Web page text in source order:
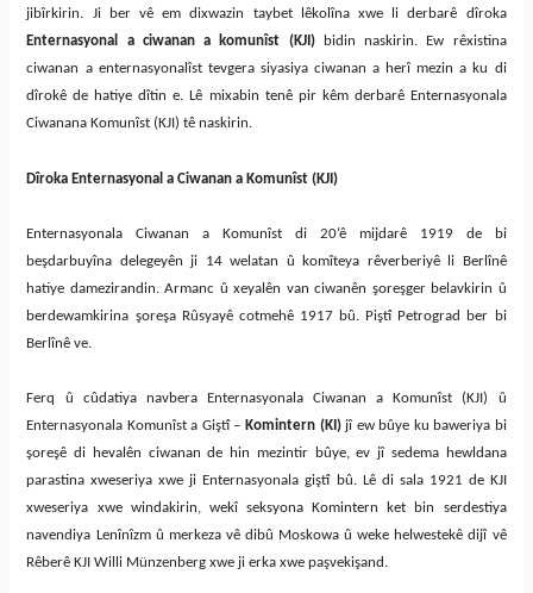
jibîrkirin. Ji ber vê em dixwazin taybet lêkolîna xwe li derbarê dîroka
Enternasyonal a ciwanan a komunîst (KJI)bidin naskirin. Ew rêxistina
ciwanan a enternasyonalîst tevgera siyasiya ciwanan a herî mezin a ku di
dîrokê de hatiye dîtin e. Lê mixabin tenê pir kêm derbarê Enternasyonala
Ciwanana Komunîst (KJI) tê naskirin.
Dîroka Enternasyonal a Ciwanan a Komunîst (KJI)
Enternasyonala Ciwanan a Komunîst di 20‘ê mijdarê 1919 de bi
beşdarbuyîna delegeyên ji 14 welatan û komîteya rêverberiyê li Berlînê
hatiye damezirandin. Armanc û xeyalên van ciwanên şoreşger belavkirin û
berdewamkirina şoreşa Rûsyayê cotmehê 1917 bû. Piştî Petrograd ber bi
Berlînê ve.
Ferq û cûdatiya navbera Enternasyonala Ciwanan a Komunîst (KJI) û
Enternasyonala Komunîst a Giştî – Komintern (KI)jî ew bûye ku baweriya bi
şoreşê di hevalên ciwanan de hin mezintir bûye, ev jî sedema hewldana
parastina xweseriya xwe ji Enternasyonala giştî bû. Lê di sala 1921 de KJI
xweseriya xwe windakirin, wekî seksyona Komintern ket bin serdestiya
navendiya Lenînîzm û merkeza vê dibû Moskowa û weke helwestekê dijî vê
Rêberê KJI Willi Münzenberg xwe ji erka xwe paşvekişand.